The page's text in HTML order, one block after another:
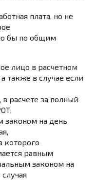
плата, но не
бы по общим
лицо в расчетном
также в случае если
в расчете за полный
законом на день
которого
равным
законом на